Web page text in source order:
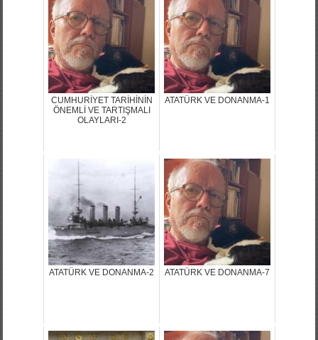
CUMHURİYET TARİHİNİN
ÖNEMLİ VE TARTIŞMALI
OLAYLARI-2
ATATÜRK VE DONANMA-1
ATATÜRK VE DONANMA-2 ATATÜRK VE DONANMA-7